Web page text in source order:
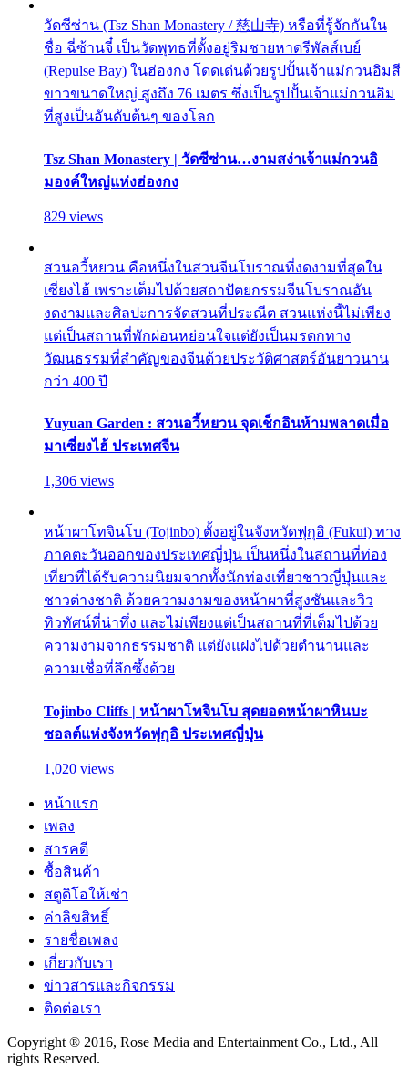
วัดซีซ่าน (Tsz Shan Monastery / 慈山寺) หรือที่รู้จักกันใน
ชื่อ ฉี่ซ้านจี๋ เป็นวัดพุทธที่ตั้งอยู่ริมชายหาดรีพัลส์เบย์
(Repulse Bay) ในฮ่องกง โดดเด่นด้วยรูปปั้นเจ้าแม่กวนอิมสี
ขาวขนาดใหญ่ สูงถึง 76 เมตร ซึ่งเป็นรูปปั้นเจ้าแม่กวนอิม
ที่สูงเป็นอันดับต้นๆ ของโลก
Tsz Shan Monastery | วัดซีซ่าน…งามสง่าเจ้าแม่กวนอิ
มองค์ใหญ่แห่งฮ่องกง
829 views
สวนอวี้หยวน คือหนึ่งในสวนจีนโบราณที่งดงามที่สุดใน
เซี่ยงไฮ้ เพราะเต็มไปด้วยสถาปัตยกรรมจีนโบราณอัน
งดงามและศิลปะการจัดสวนที่ประณีต สวนแห่งนี้ไม่เพียง
แต่เป็นสถานที่พักผ่อนหย่อนใจแต่ยังเป็นมรดกทาง
วัฒนธรรมที่สำคัญของจีนด้วยประวัติศาสตร์อันยาวนาน
กว่า 400 ปี
Yuyuan Garden : สวนอวี้หยวน จุดเช็กอินห้ามพลาดเมื่อ
มาเซี่ยงไฮ้ ประเทศจีน
1,306 views
หน้าผาโทจินโบ (Tojinbo) ตั้งอยู่ในจังหวัดฟุกุอิ (Fukui) ทาง
ภาคตะวันออกของประเทศญี่ปุ่น เป็นหนึ่งในสถานที่ท่อง
เที่ยวที่ได้รับความนิยมจากทั้งนักท่องเที่ยวชาวญี่ปุ่นและ
ชาวต่างชาติ ด้วยความงามของหน้าผาที่สูงชันและวิว
ทิวทัศน์ที่น่าทึ่ง และไม่เพียงแต่เป็นสถานที่ที่เต็มไปด้วย
ความงามจากธรรมชาติ แต่ยังแฝงไปด้วยตำนานและ
ความเชื่อที่ลึกซึ้งด้วย
Tojinbo Cliffs | หน้าผาโทจินโบ สุดยอดหน้าผาหินบะ
ซอลต์แห่งจังหวัดฟุกุอิ ประเทศญี่ปุ่น
1,020 views
หน้าแรก
เพลง
สารคดี
ซื้อสินค้า
สตูดิโอให้เช่า
ค่าลิขสิทธิ์
รายชื่อเพลง
เกี่ยวกับเรา
ข่าวสารและกิจกรรม
ติดต่อเรา
Copyright ® 2016, Rose Media and Entertainment Co., Ltd., All
rights Reserved.